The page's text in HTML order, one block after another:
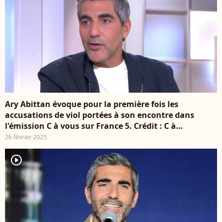
Ary Abittan évoque pour la première fois les
accusations de viol portées à son encontre dans
l'émission C à vous sur France 5. Crédit : C à
vous/France 5
26 février 2025
player2